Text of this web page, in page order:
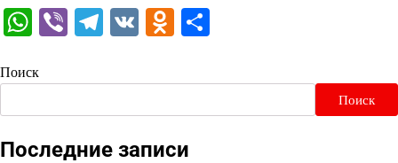
WhatsApp
ViberTelegram
VKOdnoklassniki
Поиск
Поиск
Последние записи